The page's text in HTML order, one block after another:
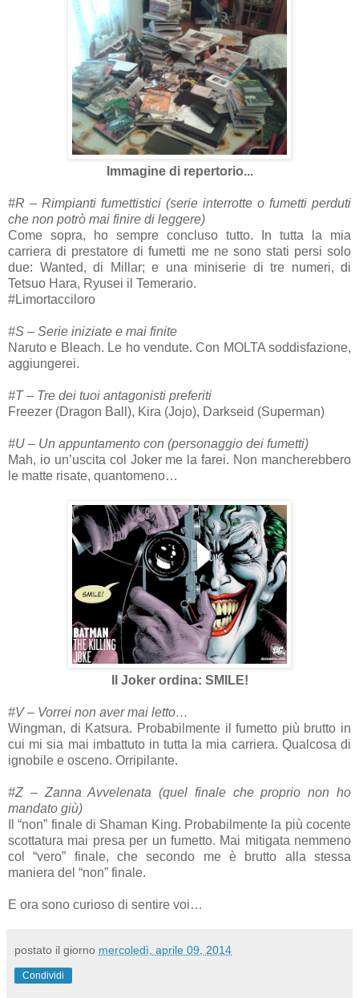
Immagine di repertorio...
#R – Rimpianti fumettistici (serie interrotte o fumetti perduti
che non potrò mai finire di leggere)
Come sopra, ho sempre concluso tutto. In tutta la mia
carriera di prestatore di fumetti me ne sono stati persi solo
due: Wanted, di Millar; e una miniserie di tre numeri, di
Tetsuo Hara, Ryusei il Temerario.
#Limortacciloro
#S – Serie iniziate e mai finite
Naruto e Bleach. Le ho vendute. Con MOLTA soddisfazione,
aggiungerei.
#T – Tre dei tuoi antagonisti preferiti
Freezer (Dragon Ball), Kira (Jojo), Darkseid (Superman)
#U – Un appuntamento con (personaggio dei fumetti)
Mah, io un’uscita col Joker me la farei. Non mancherebbero
le matte risate, quantomeno…
Il Joker ordina: SMILE!
#V – Vorrei non aver mai letto…
Wingman, di Katsura. Probabilmente il fumetto più brutto in
cui mi sia mai imbattuto in tutta la mia carriera. Qualcosa di
ignobile e osceno. Orripilante.
#Z – Zanna Avvelenata (quel finale che proprio non ho
mandato giù)
Il “non” finale di Shaman King. Probabilmente la più cocente
scottatura mai presa per un fumetto. Mai mitigata nemmeno
col “vero” finale, che secondo me è brutto alla stessa
maniera del “non” finale.
E ora sono curioso di sentire voi…
postato il giorno mercoledì, aprile 09, 2014
Condividi